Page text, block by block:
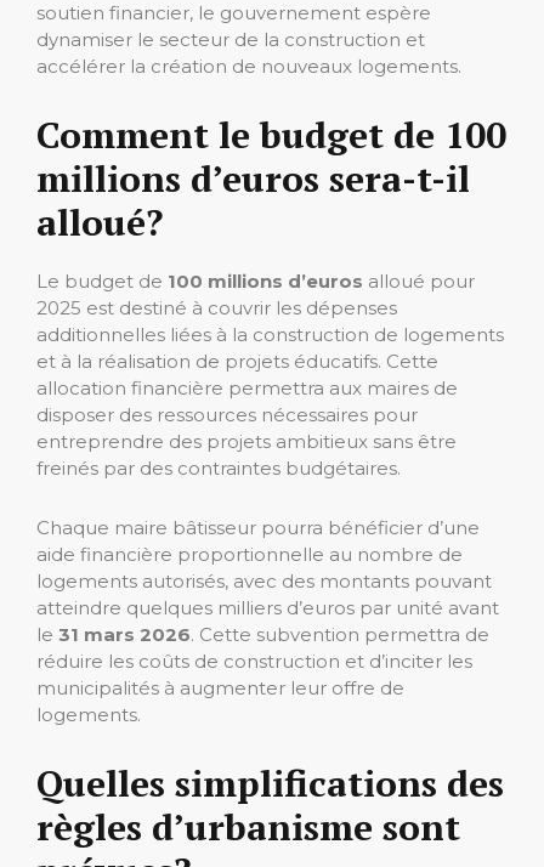
soutien financier, le gouvernement espère
dynamiser le secteur de la construction et
accélérer la création de nouveaux logements.
Comment le budget de 100
millions d’euros sera-t-il
alloué?
Le budget de 100 millions d’euros alloué pour
2025 est destiné à couvrir les dépenses
additionnelles liées à la construction de logements
et à la réalisation de projets éducatifs. Cette
allocation financière permettra aux maires de
disposer des ressources nécessaires pour
entreprendre des projets ambitieux sans être
freinés par des contraintes budgétaires.
Chaque maire bâtisseur pourra bénéficier d’une
aide financière proportionnelle au nombre de
logements autorisés, avec des montants pouvant
atteindre quelques milliers d’euros par unité avant
le 31 mars 2026. Cette subvention permettra de
réduire les coûts de construction et d’inciter les
municipalités à augmenter leur offre de
logements.
Quelles simplifications des
règles d’urbanisme sont